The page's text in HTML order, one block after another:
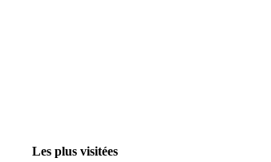
Les plus visitées